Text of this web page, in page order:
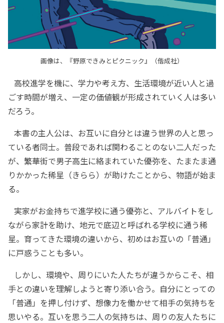
画像は、『野原できみとピクニック』（偕成社）
高校進学を機に、学力や考え方、生活環境が近い人と過
ごす時間が増え、一定の価値観が形成されていく人は多い
だろう。
本書の主人公は、お互いに自分とは違う世界の人と思っ
ている者同士。普段であれば関わることのない二人だった
が、繁華街で男子高生に絡まれていた優弥を、たまたま通
りかかった稀星（きらら）が助けたことから、物語が始ま
る。
実家がお金持ちで進学校に通う優弥と、アルバイトをし
ながら家計を助け、地元で底辺と呼ばれる学校に通う稀
星。育ってきた環境の違いから、初めはお互いの「普通」
に戸惑うことも多い。
しかし、環境や、周りにいた人たちが違うからこそ、相
手との違いを理解しようと寄り添い合う。自分にとっての
「普通」を押し付けず、想像力を働かせて相手の気持ちを
思いやる。互いを思う二人の気持ちは、周りの友人たちに